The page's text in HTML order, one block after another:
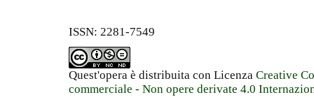
ISSN: 2281-7549
Quest'opera è distribuita con Licenza Creative
commerciale - Non opere derivate 4.0